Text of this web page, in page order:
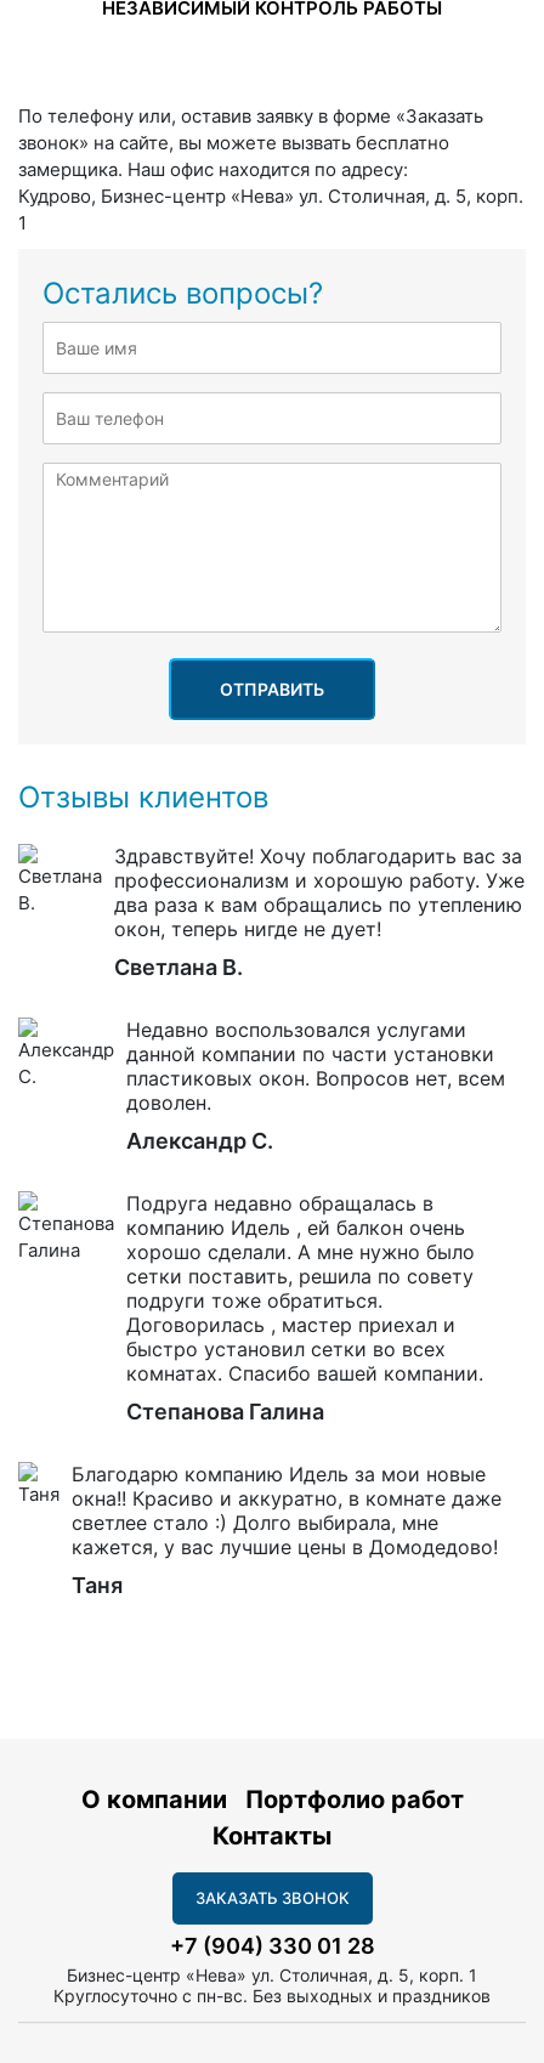
НЕЗАВИСИМЫЙ КОНТРОЛЬ РАБОТЫ
По телефону или, оставив заявку в форме «Заказать
звонок» на сайте, вы можете вызвать бесплатно
замерщика. Наш офис находится по адресу:
Кудрово, Бизнес-центр «Нева» ул. Столичная, д. 5, корп.
1
Остались вопросы?
ОТПРАВИТЬ
Отзывы клиентов
Здравствуйте! Хочу поблагодарить вас за
профессионализм и хорошую работу. Уже
два раза к вам обращались по утеплению
окон, теперь нигде не дует!
Светлана В.
Недавно воспользовался услугами
данной компании по части установки
пластиковых окон. Вопросов нет, всем
доволен.
Александр С.
Подруга недавно обращалась в
компанию Идель , ей балкон очень
хорошо сделали. А мне нужно было
сетки поставить, решила по совету
подруги тоже обратиться.
Договорилась , мастер приехал и
быстро установил сетки во всех
комнатах. Спасибо вашей компании.
Степанова Галина
Благодарю компанию Идель за мои новые
окна!! Красиво и аккуратно, в комнате даже
светлее стало :) Долго выбирала, мне
кажется, у вас лучшие цены в Домодедово!
Таня
О компании
Портфолио работ
Контакты
ЗАКАЗАТЬ ЗВОНОК
+7 (904) 330 01 28
Бизнес-центр «Нева» ул. Столичная, д. 5, корп. 1
Круглосуточно с пн-вс. Без выходных и праздников